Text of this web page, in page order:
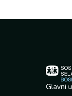
Glavni